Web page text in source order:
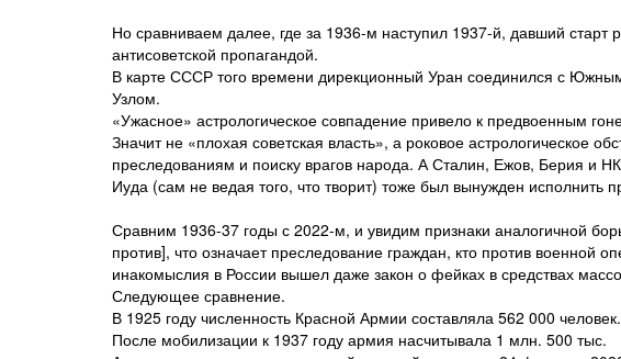
Но сравниваем далее, где за 1936-м наступил 1937-й, давший
антисоветской пропагандой.
В карте СССР того времени дирекционный Уран соединился с
Узлом.
«Ужасное» астрологическое совпадение привело к предвоенным
Значит не «плохая советская власть», а роковое астрологическое
преследованиям и поиску врагов народа. А Сталин, Ежов, Берия и
Иуда (сам не ведая того, что творит) тоже был вынужден исполнить
Сравним 1936-37 годы с 2022-м, и увидим признаки аналогичной
против], что означает преследование граждан, кто против военной
инакомыслия в России вышел даже закон о фейках в средствах
Следующее сравнение.
В 1925 году численность Красной Армии составляла 562 000 человек.
После мобилизации к 1937 году армия насчитывала 1 млн. 500 тыс.